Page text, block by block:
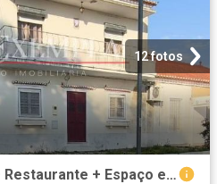
12 fotos
Moradia Bi Familiar T6 + Restaurante + Espaço exterior